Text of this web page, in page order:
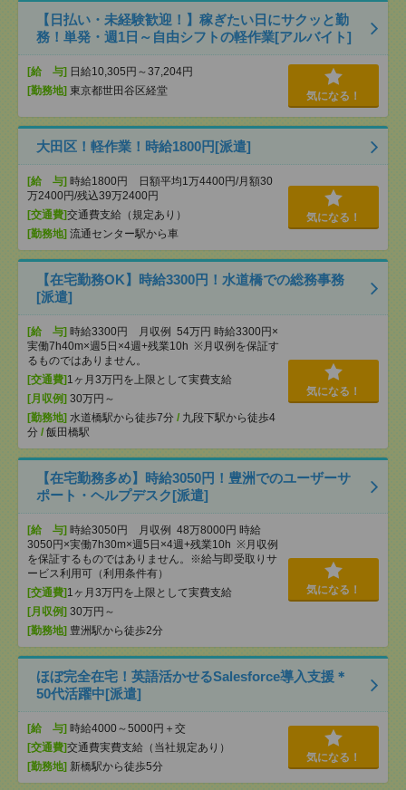
【日払い・未経験歓迎！】稼ぎたい日にサクッと勤
務！単発・週1日～自由シフトの軽作業[アルバイト]
[給 与] 日給10,305円～37,204円
[勤務地] 東京都世田谷区経堂 気になる！
大田区！軽作業！時給1800円[派遣]
[給 与] 時給1800円 日額平均1万4400円/月額30
万2400円/残込39万2400円
[交通費]交通費支給（規定あり）
[勤務地] 流通センター駅から車
気になる！
【在宅勤務OK】時給3300円！水道橋での総務事務
[派遣]
[給 与] 時給3300円 月収例 54万円 時給3300円×
実働7h40m×週5日×4週+残業10h ※月収例を保証す
るものではありません。
[交通費] 1ヶ月3万円を上限として実費支給
[月収例] 30万円～
[勤務地] 水道橋駅から徒歩7分 / 九段下駅から徒歩4
分 / 飯田橋駅
気になる！
【在宅勤務多め】時給3050円！豊洲でのユーザーサ
ポート・ヘルプデスク[派遣]
[給 与] 時給3050円 月収例 48万8000円 時給
3050円×実働7h30m×週5日×4週+残業10h ※月収例
を保証するものではありません。※給与即受取りサ
ービス利用可（利用条件有）
[交通費] 1ヶ月3万円を上限として実費支給
[月収例] 30万円～
[勤務地] 豊洲駅から徒歩2分
気になる！
ほぼ完全在宅！英語活かせるSalesforce導入支援＊
50代活躍中[派遣]
[給 与] 時給4000～5000円＋交
[交通費]交通費実費支給（当社規定あり）
[勤務地] 新橋駅から徒歩5分
気になる！